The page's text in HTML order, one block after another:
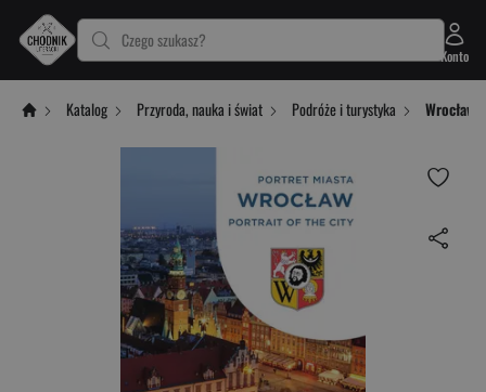
Czego szukasz?
Konto
Katalog Przyroda, nauka i świat Podróże i turystyka